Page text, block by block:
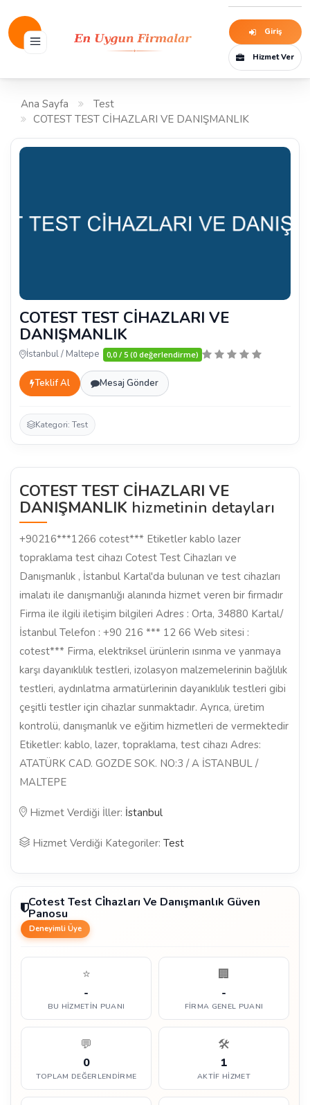
Giriş
Hizmet Ver
Ana Sayfa
Test
COTEST TEST CİHAZLARI VE DANIŞMANLIK
COTEST TEST CİHAZLARI VE
DANIŞMANLIK
İstanbul / Maltepe 0,0 / 5 (0 değerlendirme)
Teklif Al Mesaj Gönder
Kategori: Test
COTEST TEST CİHAZLARI VE
DANIŞMANLIK hizmetinin detayları
+90216***1266 cotest*** Etiketler kablo lazer
topraklama test cihazı Cotest Test Cihazları ve
Danışmanlık , İstanbul Kartal'da bulunan ve test cihazları
imalatı ile danışmanlığı alanında hizmet veren bir firmadır
Firma ile ilgili iletişim bilgileri Adres : Orta, 34880 Kartal/
İstanbul Telefon : +90 216 *** 12 66 Web sitesi :
cotest*** Firma, elektriksel ürünlerin ısınma ve yanmaya
karşı dayanıklılık testleri, izolasyon malzemelerinin bağlılık
testleri, aydınlatma armatürlerinin dayanıklılık testleri gibi
çeşitli testler için cihazlar sunmaktadır. Ayrıca, üretim
kontrolü, danışmanlık ve eğitim hizmetleri de vermektedir
Etiketler: kablo, lazer, topraklama, test cihazı Adres:
ATATÜRK CAD. GOZDE SOK. NO:3 / A İSTANBUL /
MALTEPE
Hizmet Verdiği İller: İstanbul
Hizmet Verdiği Kategoriler: Test
Cotest Test Ci̇hazları Ve Danışmanlık Güven
Panosu
Deneyimli Üye
⭐
-
BU HIZMETIN PUANI
🏢
-
FIRMA GENEL PUANI
💬
0
TOPLAM DEĞERLENDIRME
🛠️
1
AKTIF HIZMET